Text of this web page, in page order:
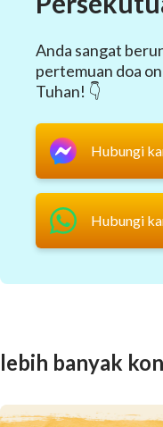
Anda sangat
pertemuan doa
Tuhan! 👇
Hubungi
Hubungi
lebih banyak